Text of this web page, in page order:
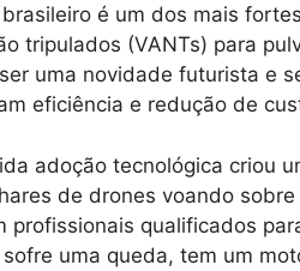
é um dos mais
tripulados (VANTs) para
uma novidade futurista e
eficiência e redução de
adoção tecnológica criou
de drones voando
profissionais qualificados
uma queda, tem um